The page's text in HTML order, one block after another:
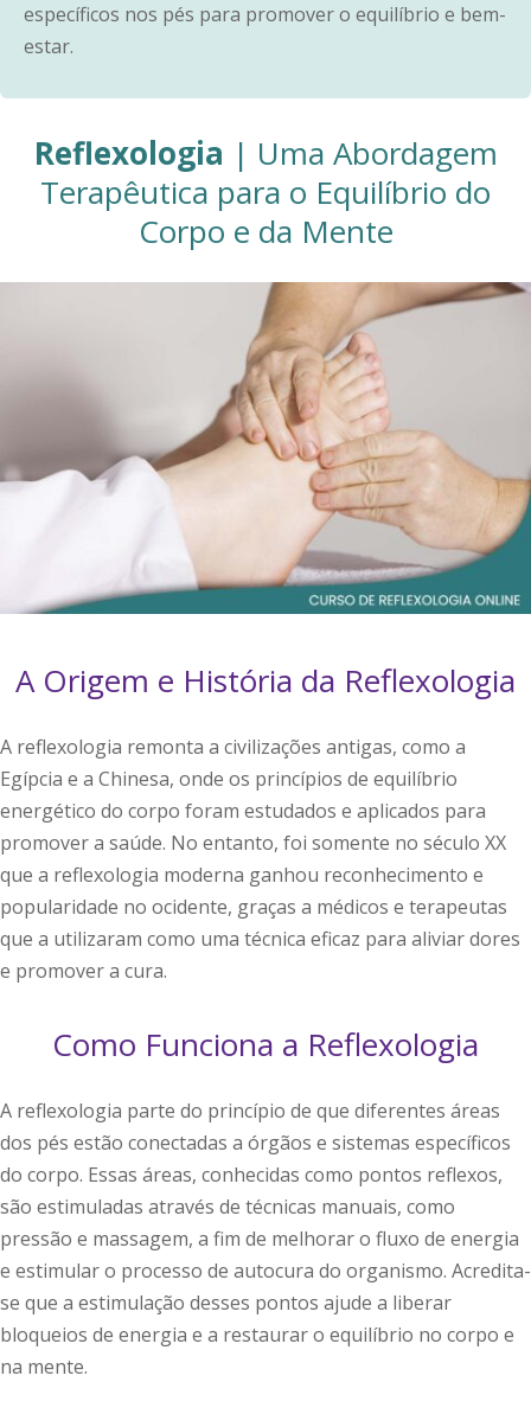
específicos nos pés para promover o equilíbrio e bem-
estar.
Reflexologia | Uma Abordagem
Terapêutica para o Equilíbrio do
Corpo e da Mente
A Origem e História da Reflexologia
A reflexologia remonta a civilizações antigas, como a
Egípcia e a Chinesa, onde os princípios de equilíbrio
energético do corpo foram estudados e aplicados para
promover a saúde. No entanto, foi somente no século XX
que a reflexologia moderna ganhou reconhecimento e
popularidade no ocidente, graças a médicos e terapeutas
que a utilizaram como uma técnica eficaz para aliviar dores
e promover a cura.
Como Funciona a Reflexologia
A reflexologia parte do princípio de que diferentes áreas
dos pés estão conectadas a órgãos e sistemas específicos
do corpo. Essas áreas, conhecidas como pontos reflexos,
são estimuladas através de técnicas manuais, como
pressão e massagem, a fim de melhorar o fluxo de energia
e estimular o processo de autocura do organismo. Acredita-
se que a estimulação desses pontos ajude a liberar
bloqueios de energia e a restaurar o equilíbrio no corpo e
na mente.